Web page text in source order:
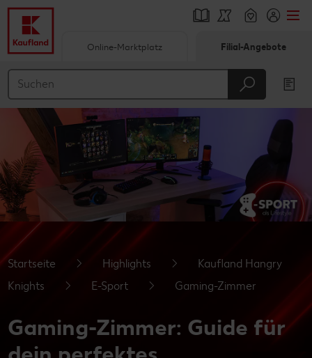
Hauptinhalt
Footer
Schwebender Seitenbereich
Online-Marktplatz Filial-Angebote
Startseite Highlights
Kaufland Hangry
Knights
E-Sport Gaming-Zimmer
Gaming-Zimmer: Guide für